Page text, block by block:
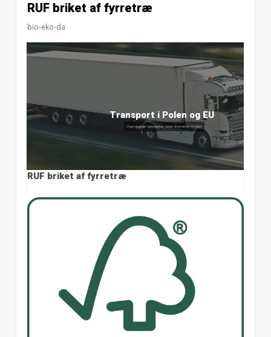
RUF briket af fyrretræ
bio-eko-da
Overskuelige betingelser
Konkurrencedygtige priser, rabatordning
RUF briket af fyrretræ